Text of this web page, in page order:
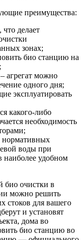
преимущества:
что делает
зонах;
био станцию на
агрегат можно
одного дня;
эксплуатировать
какого-либо
необходимость
нормативных
воды при
удобном
био очистки в
можно решить
стоков для вашего
и установят
дома во
био станцию во